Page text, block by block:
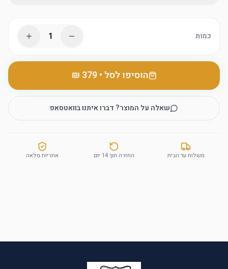
כמות 1
הוסיפו לסל •
‏379 ₪
שאלה על המוצר? דברו איתנו בוואטסאפ
משלוח עד הבית החזרה תוך 14 יום אחריות מלאה